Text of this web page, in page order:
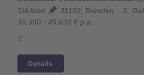
Vollzeit
01109, Dresden
35.000 - 45.000 € p.a.
Details